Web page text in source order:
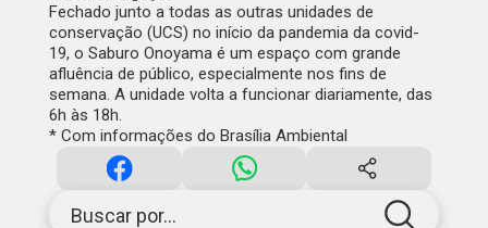
Buscar por...
Fechado junto a todas as outras unidades de
conservação (UCS) no início da pandemia da covid-
19, o Saburo Onoyama é um espaço com grande
afluência de público, especialmente nos fins de
semana. A unidade volta a funcionar diariamente, das
6h às 18h.
* Com informações do Brasília Ambiental